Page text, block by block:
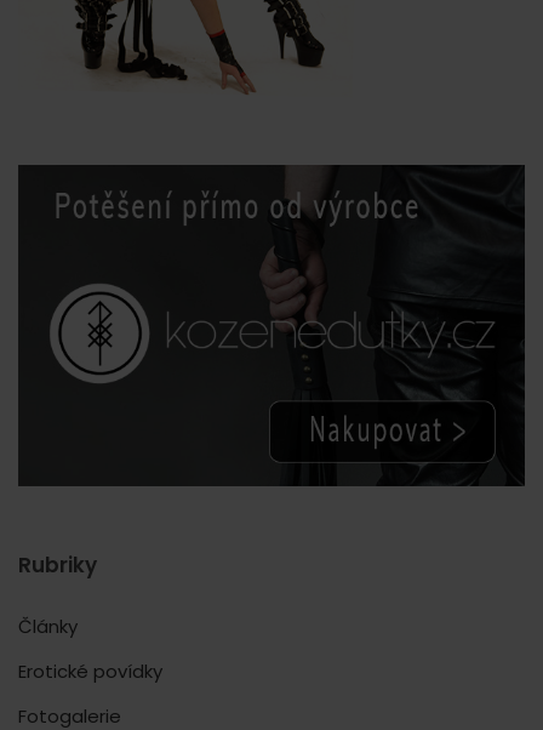
Rubriky
Články
Erotické povídky
Fotogalerie